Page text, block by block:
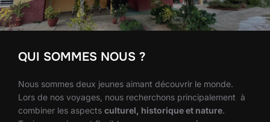
QUI SOMMES NOUS ?
Nous sommes deux jeunes aimant découvrir le monde.
Lors de nos voyages, nous recherchons principalement à
combiner les aspects culturel, historique et nature.